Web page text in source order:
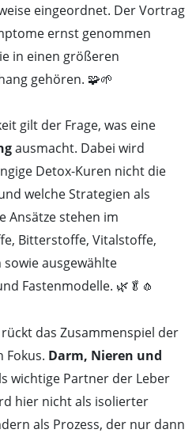
eingeordnet. Der Vortrag
ernst genommen
in einen größeren
gehören. 🧩🌱
gilt der Frage, was eine
ausmacht. Dabei wird
Detox-Kuren nicht die
welche Strategien als
Ansätze stehen im
Bitterstoffe, Vitalstoffe,
ausgewählte
Fastenmodelle. 🌿🥬🧄
das Zusammenspiel der
Fokus. Darm, Nieren und
wichtige Partner der Leber
hier nicht als isolierter
als Prozess, der nur dann